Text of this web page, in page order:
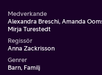
Medverkande
Alexandra Breschi, Amanda
Mirja Turestedt
Regissör
Anna Zackrisson
Genrer
Barn, Familj